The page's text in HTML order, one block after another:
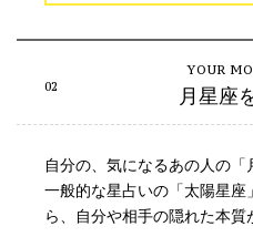
月星座
自分の、気になるあの人の
一般的な星占いの「太陽星
ら、自分や相手の隠れた本質